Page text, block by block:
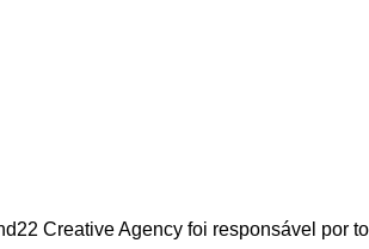
Creative Agency foi responsável por